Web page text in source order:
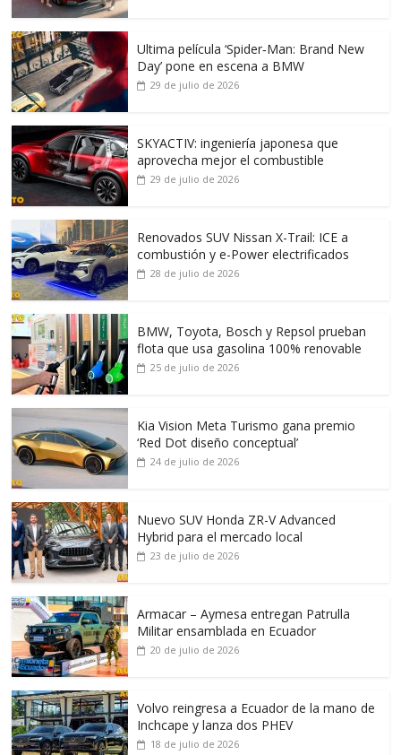
Ultima película ‘Spider‑Man: Brand New
Day’ pone en escena a BMW
29 de julio de 2026
SKYACTIV: ingeniería japonesa que
aprovecha mejor el combustible
29 de julio de 2026
Renovados SUV Nissan X-Trail: ICE a
combustión y e-Power electrificados
28 de julio de 2026
BMW, Toyota, Bosch y Repsol prueban
flota que usa gasolina 100% renovable
25 de julio de 2026
Kia Vision Meta Turismo gana premio
‘Red Dot diseño conceptual’
24 de julio de 2026
Nuevo SUV Honda ZR-V Advanced
Hybrid para el mercado local
23 de julio de 2026
Armacar – Aymesa entregan Patrulla
Militar ensamblada en Ecuador
20 de julio de 2026
Volvo reingresa a Ecuador de la mano de
Inchcape y lanza dos PHEV
18 de julio de 2026